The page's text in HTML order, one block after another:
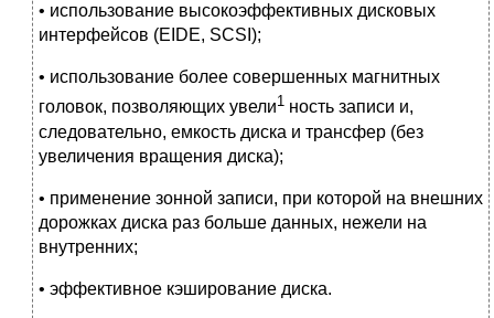
• использование высокоэффективных дисковых
интерфейсов (EIDE, SCSI);
• использование более совершенных магнитных
головок, позволяющих увели1 ность записи и,
следовательно, емкость диска и трансфер (без
увеличения вращения диска);
• применение зонной записи, при которой на внешних
дорожках диска раз больше данных, нежели на
внутренних;
• эффективное кэширование диска.